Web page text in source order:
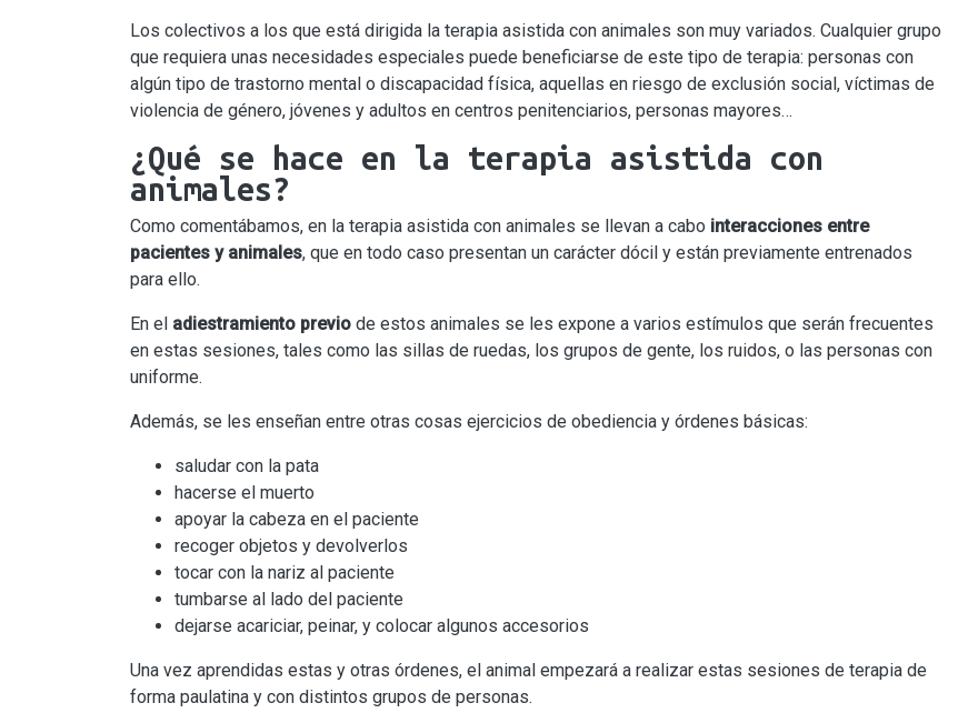
Los colectivos a los que está dirigida la terapia asistida con animales son muy variados. Cualquier grupo
que requiera unas necesidades especiales puede beneficiarse de este tipo de terapia: personas con
algún tipo de trastorno mental o discapacidad física, aquellas en riesgo de exclusión social, víctimas de
violencia de género, jóvenes y adultos en centros penitenciarios, personas mayores…
¿Qué se hace en la terapia asistida con
animales?
Como comentábamos, en la terapia asistida con animales se llevan a cabo interacciones entre
pacientes y animales, que en todo caso presentan un carácter dócil y están previamente entrenados
para ello.
En el adiestramiento previo de estos animales se les expone a varios estímulos que serán frecuentes
en estas sesiones, tales como las sillas de ruedas, los grupos de gente, los ruidos, o las personas con
uniforme.
Además, se les enseñan entre otras cosas ejercicios de obediencia y órdenes básicas:
saludar con la pata
hacerse el muerto
apoyar la cabeza en el paciente
recoger objetos y devolverlos
tocar con la nariz al paciente
tumbarse al lado del paciente
dejarse acariciar, peinar, y colocar algunos accesorios
Una vez aprendidas estas y otras órdenes, el animal empezará a realizar estas sesiones de terapia de
forma paulatina y con distintos grupos de personas.